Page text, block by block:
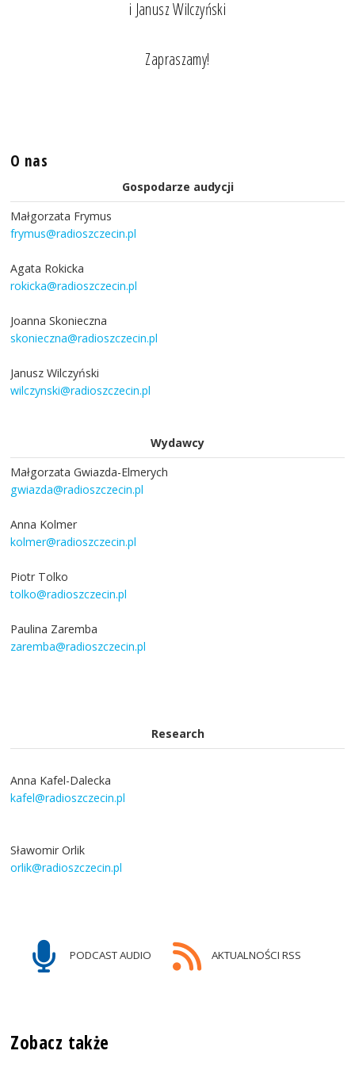
i Janusz Wilczyński
Zapraszamy!
O nas
Gospodarze audycji
Małgorzata Frymus
frymus@radioszczecin.pl
Agata Rokicka
rokicka@radioszczecin.pl
Joanna Skonieczna
skonieczna@radioszczecin.pl
Janusz Wilczyński
wilczynski@radioszczecin.pl
Wydawcy
Małgorzata Gwiazda-Elmerych
gwiazda@radioszczecin.pl
Anna Kolmer
kolmer@radioszczecin.pl
Piotr Tolko
tolko@radioszczecin.pl
Paulina Zaremba
zaremba@radioszczecin.pl
Research
Anna Kafel-Dalecka
kafel@radioszczecin.pl
Sławomir Orlik
orlik@radioszczecin.pl
PODCAST AUDIO AKTUALNOŚCI RSS
Zobacz także